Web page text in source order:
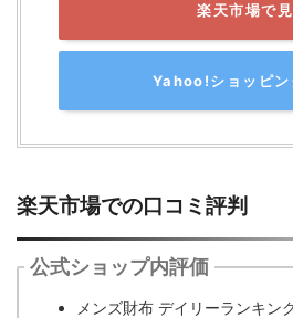
楽天市場で
Yahoo!ショッピン
楽天市場での口コミ評判
公式ショップ内評価
メンズ財布 デイリーランキ